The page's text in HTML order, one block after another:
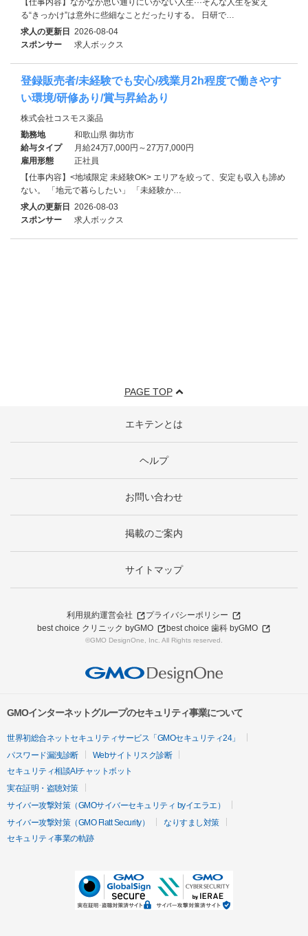
る“きっかけ”は意外に些細なことだったりする。 日研で…
求人の更新日 2026-08-04
スポンサー
求人ボックス
登録販売者/未経験でも安心/残業月2h程度で働きやす
い環境/研修あり/賞与昇給あり
株式会社コスモス薬品
勤務地
和歌山県 御坊市
給与タイプ
月給24万7,000円～27万7,000円
雇用形態
正社員
【仕事内容】<地域限定 未経験OK> エリアを絞って、安定も収入も諦め
ない。 「地元で暮らしたい」 「未経験か…
求人の更新日 2026-08-03
スポンサー
求人ボックス
PAGE TOP
エキテンとは
ヘルプ
お問い合わせ
掲載のご案内
サイトマップ
利用規約運営会社
プライバシーポリシー
best choice クリニック byGMO
best choice 歯科 byGMO
©GMO DesignOne, Inc. All Rights reserved.
GMOインターネットグループのセキュリティ事業について
世界初総合ネットセキュリティサービス「GMOセキュリティ24」
パスワード漏洩診断
Webサイトリスク診断
セキュリティ相談AIチャットボット
実在証明・盗聴対策
サイバー攻撃対策（GMOサイバーセキュリティ byイエラエ）
サイバー攻撃対策（GMO Flatt Security）
なりすまし対策
セキュリティ事業の軌跡